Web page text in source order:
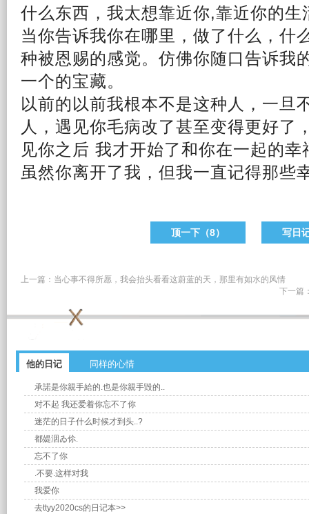
什么东西，我太想靠近你,靠近你的生
当你告诉我你在哪里，做了什么，什
种被恩赐的感觉。仿佛你随口告诉我
一个的宝藏。
以前的以前我根本不是这种人，一旦
人，遇见你毛病改了甚至变得更好了
见你之后 我才开始了和你在一起的幸
虽然你离开了我，但我一直记得那些
顶一下（8） 写日
上一篇： 当心事不得所愿，我会抬头看看这蔚蓝的天，那里有如水的风情
下一篇
他的日记 同样的心情
承諾是你親手給的.也是你親手毀的..
对不起 我还爱着你忘不了你
迷茫的日子什么时候才到头..?
都媞洇ゐ伱.
忘不了你
.不要.这样对我
我爱你
去ttyy2020cs的日记本>>